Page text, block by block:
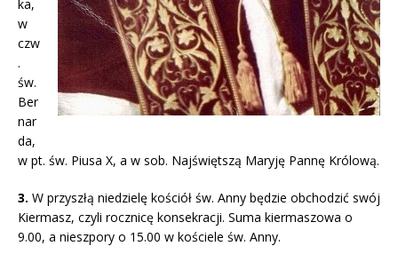
ka,
w
czw
.
św.
Ber
nar
da,
w pt. św. Piusa X, a w sob. Najświętszą Maryję Pannę Królową.
3. W przyszłą niedzielę kościół św. Anny będzie obchodzić swój
Kiermasz, czyli rocznicę konsekracji. Suma kiermaszowa o
9.00, a nieszpory o 15.00 w kościele św. Anny.